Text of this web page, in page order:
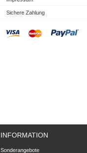
Sichere Zahlung
INFORMATION
Sonderangebote